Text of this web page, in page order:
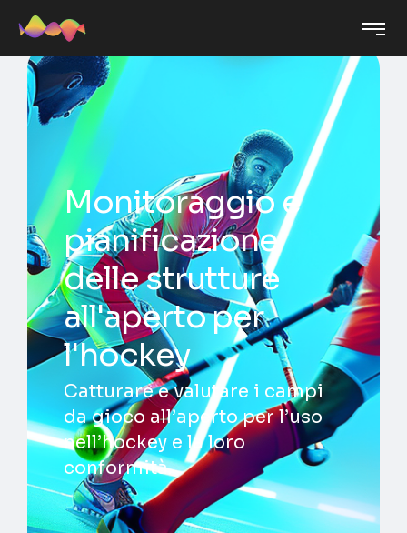
Monitoraggio e
pianificazione
delle strutture
all'aperto per
l'hockey
Catturare e valutare i campi
da gioco all’aperto per l’uso
nell’hockey e la loro
conformità.